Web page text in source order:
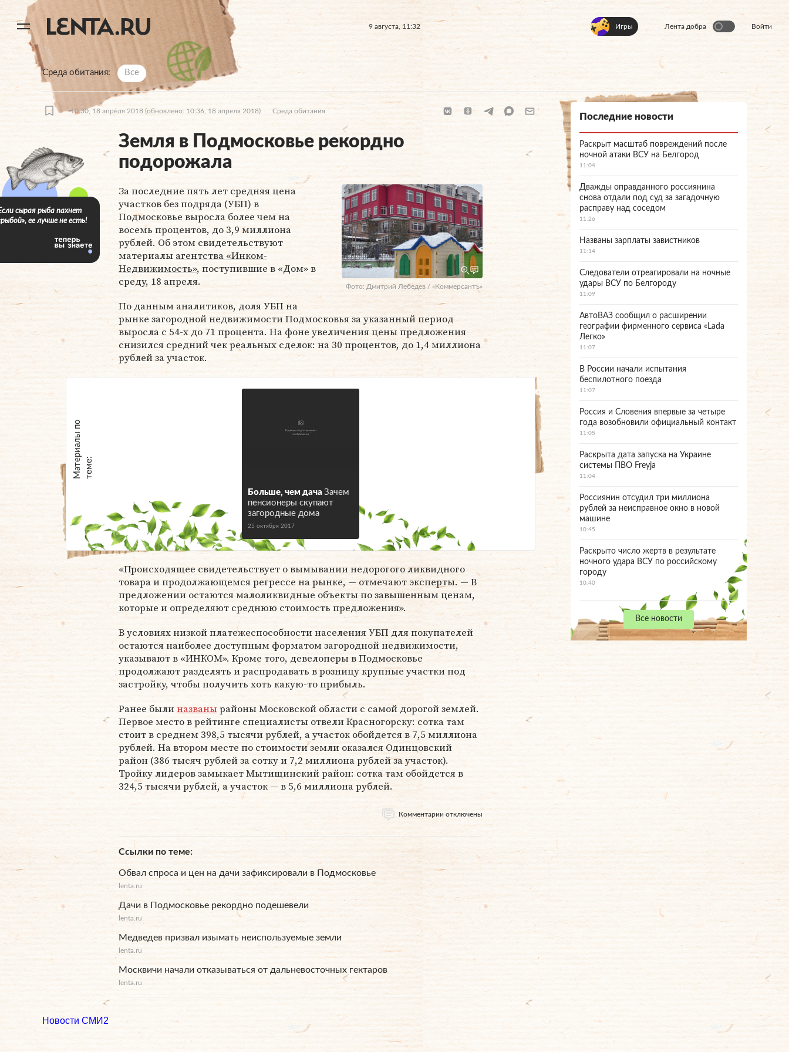
9 августа, 11:32 Игры Лента добра Войти
Среда обитания Все
10:30, 18 апреля 2018 (обновлено: 10:36, 18 апреля 2018) Среда обитания
Земля в Подмосковье рекордно
подорожала
Фото: Дмитрий Лебедев / «Коммерсантъ»
За последние пять лет средняя цена
участков без подряда (УБП) в
Подмосковье выросла более чем на
восемь процентов, до 3,9 миллиона
рублей. Об этом свидетельствуют
материалы агентства «Инком-
Недвижимость», поступившие в «Дом» в
среду, 18 апреля.
По данным аналитиков, доля УБП на
рынке загородной недвижимости Подмосковья за указанный период
выросла с 54-х до 71 процента. На фоне увеличения цены предложения
снизился средний чек реальных сделок: на 30 процентов, до 1,4 миллиона
рублей за участок.
М
а
т е
р
и
а
л
ы
п
о
т
е
м
е :
Больше, чем дача Зачем
пенсионеры скупают
загородные дома
25 октября 2017
«Происходящее свидетельствует о вымывании недорогого ликвидного
товара и продолжающемся регрессе на рынке, — отмечают эксперты. — В
предложении остаются малоликвидные объекты по завышенным ценам,
которые и определяют среднюю стоимость предложения».
В условиях низкой платежеспособности населения УБП для покупателей
остаются наиболее доступным форматом загородной недвижимости,
указывают в «ИНКОМ». Кроме того, девелоперы в Подмосковье
продолжают разделять и распродавать в розницу крупные участки под
застройку, чтобы получить хоть какую-то прибыль.
Ранее былиназванырайоны Московской области с самой дорогой землей.
Первое место в рейтинге специалисты отвели Красногорску: сотка там
стоит в среднем 398,5 тысячи рублей, а участок обойдется в 7,5 миллиона
рублей. На втором месте по стоимости земли оказался Одинцовский
район (386 тысяч рублей за сотку и 7,2 миллиона рублей за участок).
Тройку лидеров замыкает Мытищинский район: сотка там обойдется в
324,5 тысячи рублей, а участок — в 5,6 миллиона рублей.
Комментарии отключены
Ссылки по теме
Обвал спроса и цен на дачи зафиксировали в Подмосковье
lenta.ru
Дачи в Подмосковье рекордно подешевели
lenta.ru
Медведев призвал изымать неиспользуемые земли
lenta.ru
Москвичи начали отказываться от дальневосточных гектаров
lenta.ru
сырая рыба пахнет
ее лучше не есть!
Последние новости
Раскрыт масштаб повреждений после
ночной атаки ВСУ на Белгород
11:04
Дважды оправданного россиянина
снова отдали под суд за загадочную
расправу над соседом
11:26
Названы зарплаты завистников
11:14
Следователи отреагировали на ночные
удары ВСУ по Белгороду
11:09
АвтоВАЗ сообщил о расширении
географии фирменного сервиса «Lada
Легко»
11:07
В России начали испытания
беспилотного поезда
11:07
Россия и Словения впервые за четыре
года возобновили официальный контакт
11:05
Раскрыта дата запуска на Украине
системы ПВО Freyja
11:04
Россиянин отсудил три миллиона
рублей за неисправное окно в новой
машине
10:45
Раскрыто число жертв в результате
ночного удара ВСУ по российскому
городу
10:40
Все новости
Новости СМИ2